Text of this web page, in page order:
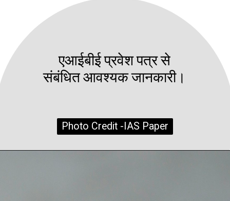
एआईबीई प्रवेश पत्र से
संबंधित आवश्यक जानकारी।
Photo Credit -IAS Paper
Photo Credit -IAS Paper